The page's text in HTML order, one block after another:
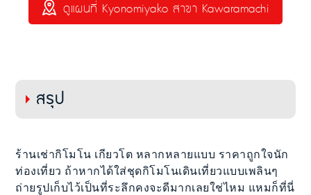
ดูแผนที่ Kyonomiyako สาขา Kawaramachi
สรุป
ร้านเช่ากิโมโน เกียวโต หลากหลายแบบ ราคาถูกใจนัก
ท่องเที่ยว ถ้าหากได้ใส่ชุดกิโมโนเดินเที่ยวแบบเพลินๆ
ถ่ายรูปเก็บไว้เป็นที่ระลึกคงจะดีมากเลยใช่ไหม แหมก็ที่นี่